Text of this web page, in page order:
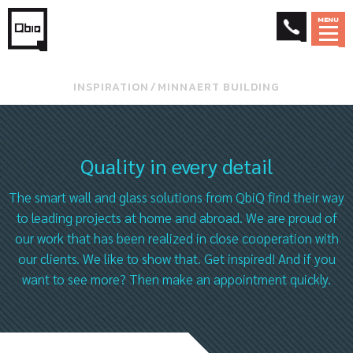
MENU
INSPIRATION ⁄ MINNAERT BUILDING
Quality in every detail
The smart wall and glass solutions from QbiQ find their way
to leading projects at home and abroad. We are proud of
our work that has been realized in close cooperation with
our clients. We like to show that. Get inspired! And if you
want to see more? Then make an appointment quickly.